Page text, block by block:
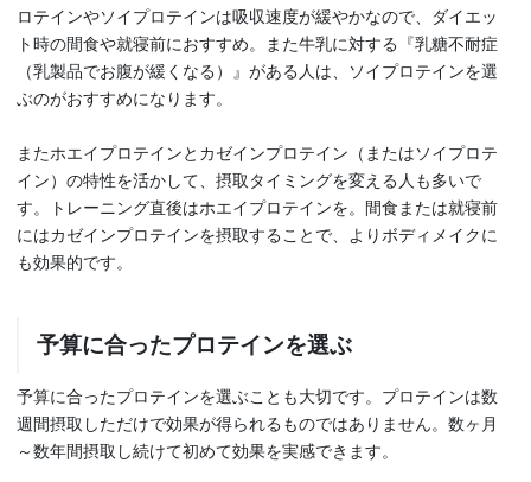
ロテインやソイプロテインは吸収速度が緩やかなので、ダイエッ
ト時の間食や就寝前におすすめ。また牛乳に対する『乳糖不耐症
（乳製品でお腹が緩くなる）』がある人は、ソイプロテインを選
ぶのがおすすめになります。
またホエイプロテインとカゼインプロテイン（またはソイプロテ
イン）の特性を活かして、摂取タイミングを変える人も多いで
す。トレーニング直後はホエイプロテインを。間食または就寝前
にはカゼインプロテインを摂取することで、よりボディメイクに
も効果的です。
予算に合ったプロテインを選ぶ
予算に合ったプロテインを選ぶことも大切です。プロテインは数
週間摂取しただけで効果が得られるものではありません。数ヶ月
～数年間摂取し続けて初めて効果を実感できます。